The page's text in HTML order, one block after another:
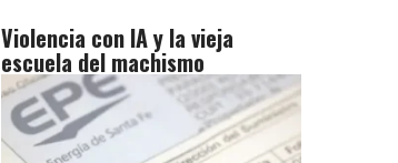
Violencia con IA y la vieja
escuela del machismo